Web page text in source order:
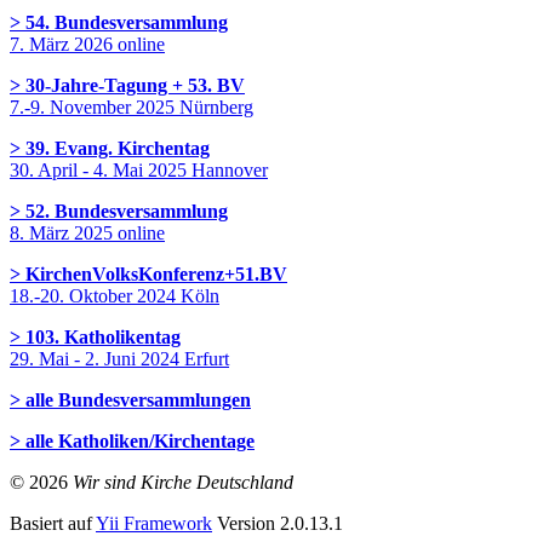
> 54. Bundesversammlung
7. März 2026 online
> 30-Jahre-Tagung + 53. BV
7.-9. November 2025 Nürnberg
> 39. Evang. Kirchentag
30. April - 4. Mai 2025 Hannover
> 52. Bundesversammlung
8. März 2025 online
> KirchenVolksKonferenz+51.BV
18.-20. Oktober 2024 Köln
> 103. Katholikentag
29. Mai - 2. Juni 2024 Erfurt
> alle Bundesversammlungen
> alle Katholiken/Kirchentage
© 2026 Wir sind Kirche Deutschland
Basiert aufYii Framework Version 2.0.13.1